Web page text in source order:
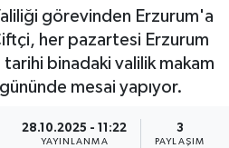
görevinden Erzurum'a
her pazartesi Erzurum
tarihi binadaki valilik makam
mesai yapıyor.
28.10.2025 - 11:22
YAYINLANMA
3
PAYLAŞIM
ve Fikstür